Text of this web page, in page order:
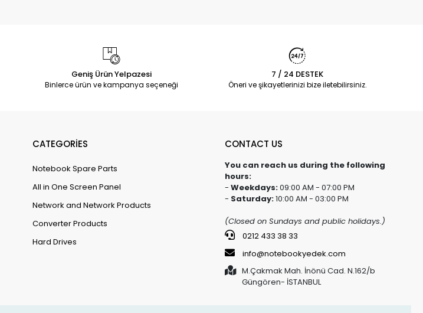
Geniş Ürün Yelpazesi
Binlerce ürün ve kampanya seçeneği
7 / 24 DESTEK
Öneri ve şikayetlerinizi bize iletebilirsiniz.
CATEGORİES
Notebook Spare Parts
All in One Screen Panel
Network and Network Products
Converter Products
Hard Drives
CONTACT US
You can reach us during the following
hours:
- Weekdays:09:00 AM - 07:00 PM
- Saturday:10:00 AM - 03:00 PM
(Closed on Sundays and public holidays.)
0212 433 38 33
info@notebookyedek.com
M.Çakmak Mah. İnönü Cad. N.162/b
Güngören- İSTANBUL